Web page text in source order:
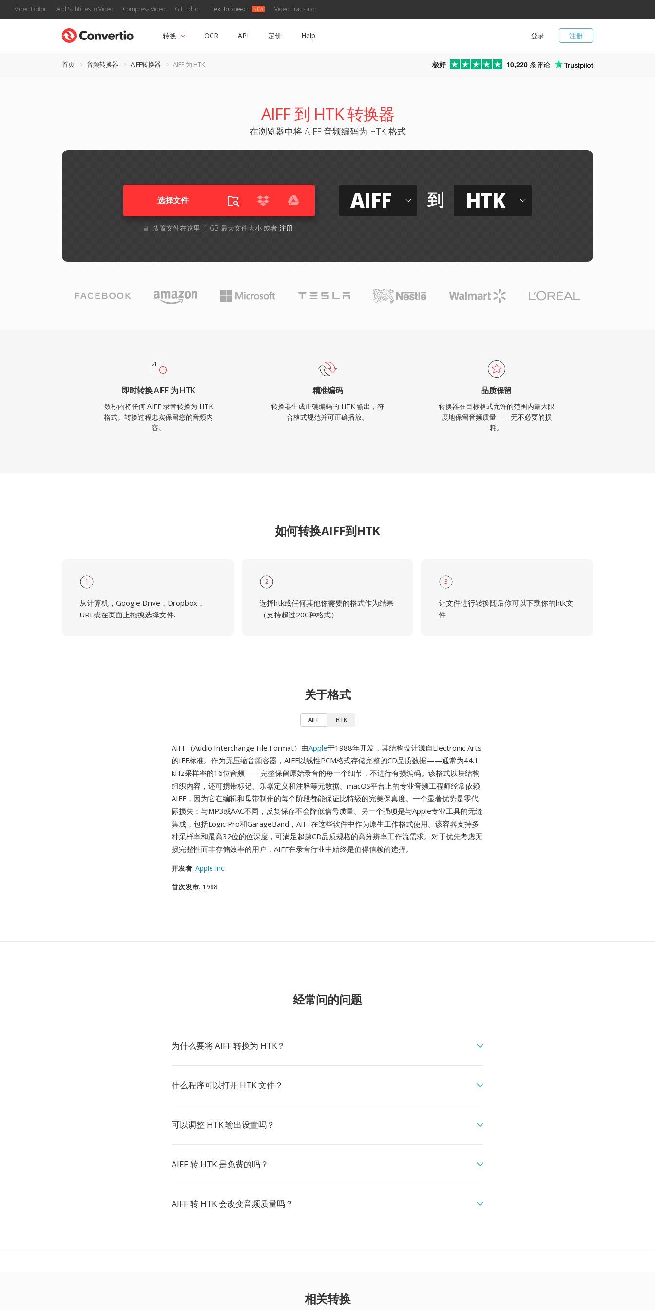
Video Editor Add Subtitles to Video Compress Video GIF Editor Text to Speech Video Translator
注册
登录
转换 OCR API 定价 Help
首页 音频转换器 AIFF转换器 AIFF 为 HTK 极好 10,220 条评论
AIFF 到 HTK 转换器
在浏览器中将 AIFF 音频编码为 HTK 格式
选择文件
放置文件在这里. 1 GB 最大文件大小 或者 注册
AIFF 到 HTK
即时转换 AIFF 为 HTK
数秒内将任何 AIFF 录音转换为 HTK
格式。转换过程忠实保留您的音频内
容。
精准编码
转换器生成正确编码的 HTK 输出，符
合格式规范并可正确播放。
品质保留
转换器在目标格式允许的范围内最大限
度地保留音频质量——无不必要的损
耗。
如何转换AIFF到HTK
1
从计算机，Google Drive，Dropbox，
URL或在页面上拖拽选择文件.
2
选择htk或任何其他你需要的格式作为结果
（支持超过200种格式）
3
让文件进行转换随后你可以下载你的htk文
件
关于格式
AIFF HTK
AIFF（Audio Interchange File Format）由Apple于1988年开发，其结构设计源自Electronic Arts
的IFF标准。作为无压缩音频容器，AIFF以线性PCM格式存储完整的CD品质数据——通常为44.1
kHz采样率的16位音频——完整保留原始录音的每一个细节，不进行有损编码。该格式以块结构
组织内容，还可携带标记、乐器定义和注释等元数据。macOS平台上的专业音频工程师经常依赖
AIFF，因为它在编辑和母带制作的每个阶段都能保证比特级的完美保真度。一个显著优势是零代
际损失：与MP3或AAC不同，反复保存不会降低信号质量。另一个强项是与Apple专业工具的无缝
集成，包括Logic Pro和GarageBand，AIFF在这些软件中作为原生工作格式使用。该容器支持多
种采样率和最高32位的位深度，可满足超越CD品质规格的高分辨率工作流需求。对于优先考虑无
损完整性而非存储效率的用户，AIFF在录音行业中始终是值得信赖的选择。
开发者: Apple Inc.
首次发布: 1988
经常问的问题
为什么要将 AIFF 转换为 HTK？
什么程序可以打开 HTK 文件？
可以调整 HTK 输出设置吗？
AIFF 转 HTK 是免费的吗？
AIFF 转 HTK 会改变音频质量吗？
相关转换